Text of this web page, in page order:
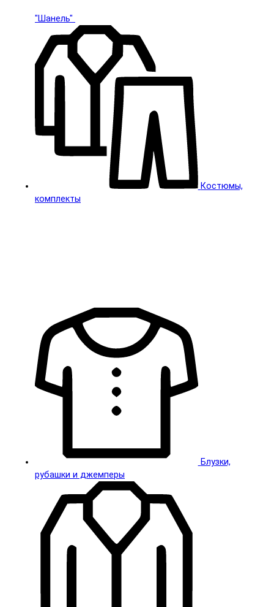
"Шанель"
Костюмы,
комплекты
Блузки,
рубашки и джемперы